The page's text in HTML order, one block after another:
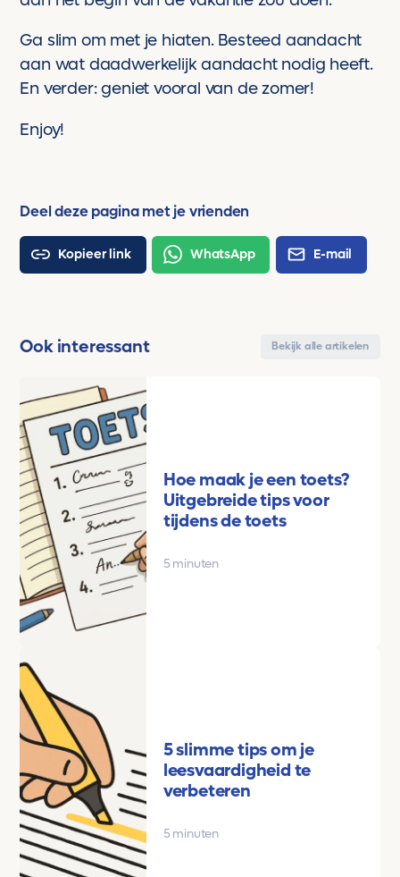
Ga slim om met je hiaten. Besteed aandacht
aan wat daadwerkelijk aandacht nodig heeft.
En verder: geniet vooral van de zomer!
Enjoy!
Deel deze pagina met je vrienden
Kopieer link WhatsApp E-mail
Ook interessant Bekijk alle artikelen
Hoe maak je een toets?
Uitgebreide tips voor
tijdens de toets
5 minuten
5 slimme tips om je
leesvaardigheid te
verbeteren
5 minuten